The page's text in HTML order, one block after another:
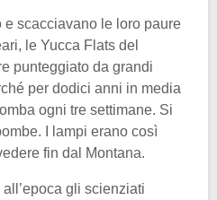
e scacciavano le loro paure
le Yucca Flats del
punteggiato da grandi
per dodici anni in media
ogni tre settimane. Si
I lampi erano così
fin dal Montana.
all’epoca gli scienziati